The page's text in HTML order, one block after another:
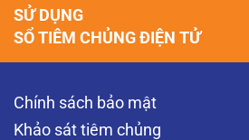
Chính sách bảo mật
Khảo sát tiêm chủng
SỬ DỤNG
SỔ TIÊM CHỦNG ĐIỆN TỬ